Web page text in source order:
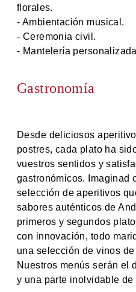
florales.
- Ambientación musical.
- Ceremonia civil.
- Mantelería
Gastronomía
Desde deliciosos
postres, cada plato ha
vuestros sentidos y
gastronómicos. Imaginad
selección de aperitivos
sabores auténticos de
primeros y segundos
con innovación, todo
una selección de vinos
Nuestros menús serán el
y una parte inolvidable